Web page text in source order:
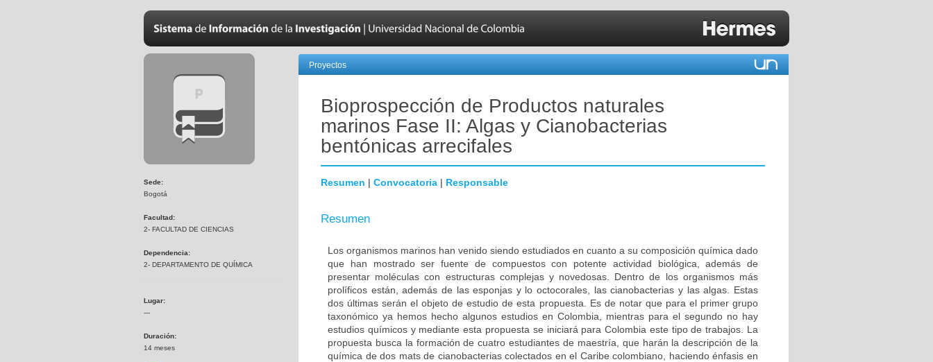
Sede:
Bogotá
Facultad:
2- FACULTAD DE CIENCIAS
Dependencia:
2- DEPARTAMENTO DE QUÍMICA
Lugar:
---
Duración:
14 meses
Proyectos
Bioprospección de Productos naturales
marinos Fase II: Algas y Cianobacterias
bentónicas arrecifales
Resumen | Convocatoria | Responsable
Resumen
Los organismos marinos han venido siendo estudiados en cuanto a su composición química dado
que han mostrado ser fuente de compuestos con potente actividad biológica, además de
presentar moléculas con estructuras complejas y novedosas. Dentro de los organismos más
prolíficos están, además de las esponjas y lo octocorales, las cianobacterias y las algas. Estas
dos últimas serán el objeto de estudio de esta propuesta. Es de notar que para el primer grupo
taxonómico ya hemos hecho algunos estudios en Colombia, mientras para el segundo no hay
estudios químicos y mediante esta propuesta se iniciará para Colombia este tipo de trabajos. La
propuesta busca la formación de cuatro estudiantes de maestría, que harán la descripción de la
química de dos mats de cianobacterias colectados en el Caribe colombiano, haciendo énfasis en